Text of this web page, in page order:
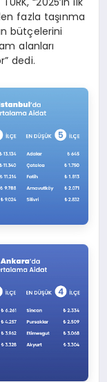
fazla taşınma
bütçelerini
alanları
dedi.